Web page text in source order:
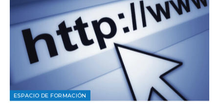
ESPACIO DE FORMACIÓN